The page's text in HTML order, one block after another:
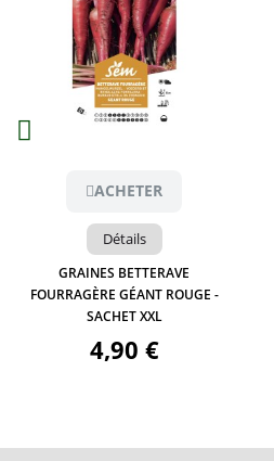
Aperçu
ACHETER
Détails
GRAINES BETTERAVE
FOURRAGÈRE GÉANT ROUGE -
SACHET XXL
4,90 €